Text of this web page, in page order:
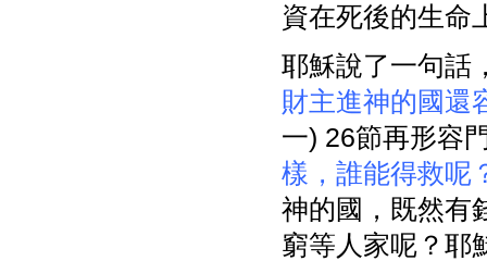
資在死後的生命
耶穌說了一句話
財主進神的國還
一) 26節再形容
樣，誰能得救呢
神的國，既然有
窮等人家呢？耶